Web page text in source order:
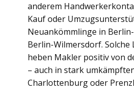
anderem
Kauf oder
Neuankömmlinge in
Berlin-Wilmersdorf. Solche
heben Makler positiv von
– auch in stark
Charlottenburg oder